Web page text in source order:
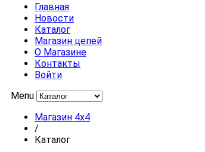
Главная
Новости
Каталог
Магазин цепей
О Магазине
Контакты
Войти
Menu
Магазин 4x4
/
Каталог